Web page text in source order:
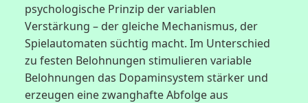
psychologische Prinzip der variablen
Verstärkung – der gleiche Mechanismus, der
Spielautomaten süchtig macht. Im Unterschied
zu festen Belohnungen stimulieren variable
Belohnungen das Dopaminsystem stärker und
erzeugen eine zwanghafte Abfolge aus